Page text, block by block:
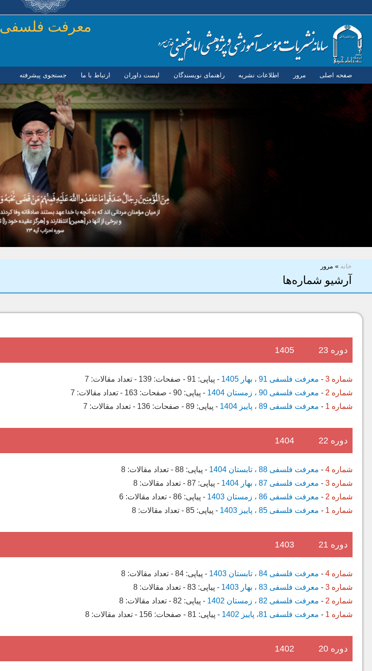
رفتن به محتوای اصلی
معرفت فلسفی
صفحه اصلی مرور اطلاعات نشریه راهنمای نویسندگان لیست داوران ارتباط با ما جستجوی پیشرفته
شما اینجا هستید
خانه » مرور
آرشیو شماره‌ها
دوره 23 1405
شماره 3 - معرفت فلسفی 91 ، بهار 1405 - پیاپی: 91
- صفحات: 139
- تعداد مقالات: 7
شماره 2
- معرفت فلسفی 90 ، زمستان 1404 - پیاپی: 90
- صفحات: 163
- تعداد مقالات: 7
شماره 1
- معرفت فلسفی 89 ، پاییز 1404 - پیاپی: 89
- صفحات: 136
- تعداد مقالات: 7
دوره 22 1404
شماره 4 - معرفت فلسفی 88 ، تابستان 1404 - پیاپی: 88
- تعداد مقالات: 8
شماره 3
- معرفت فلسفی 87 ، بهار 1404 - پیاپی: 87
- تعداد مقالات: 8
شماره 2
- معرفت فلسفی 86 ، زمستان 1403 - پیاپی: 86
- تعداد مقالات: 6
شماره 1
- معرفت فلسفی 85 ، پاییز 1403 - پیاپی: 85
- تعداد مقالات: 8
دوره 21 1403
شماره 4 - معرفت فلسفی 84 ، تابستان 1403 - پیاپی: 84
- تعداد مقالات: 8
شماره 3
- معرفت فلسفی 83 ، بهار 1403 - پیاپی: 83
- تعداد مقالات: 8
شماره 2
- معرفت فلسفی 82 ، زمستان 1402 - پیاپی: 82
- تعداد مقالات: 8
شماره 1
- معرفت فلسفی 81، پاییز 1402 - پیاپی: 81
- صفحات: 156
- تعداد مقالات: 8
دوره 20 1402